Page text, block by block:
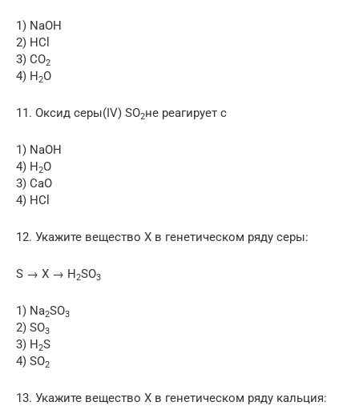
1) NaOH
2) HCl
3) СО2
4) H2O
11. Оксид cepы(IV) SO2не реагирует с
1) NaOH
4) H2O
3) СаО
4) HCl
12. Укажите вещество Х в генетическом ряду серы:
S → Х → H2SO3
1) Na2SO3
2) SO3
3) H2S
4) SO2
13. Укажите вещество Х в генетическом ряду кальция: